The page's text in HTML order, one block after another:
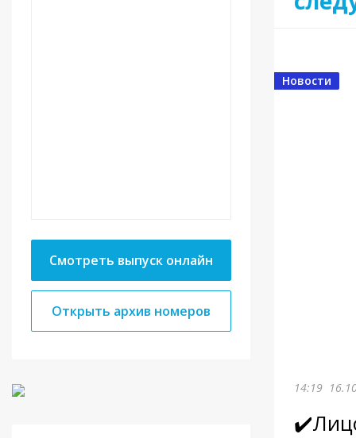
Смотреть выпуск онлайн
Открыть архив номеров
Новости
14:19